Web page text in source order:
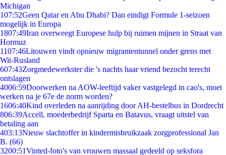
Michigan
107:52Geen Qatar en Abu Dhabi? Dan eindigt Formule 1-seizoen
mogelijk in Europa
1807:49Iran overweegt Europese hulp bij ruimen mijnen in Straat van
Hormuz
1107:46Litouwen vindt opnieuw migrantentunnel onder grens met
Wit-Rusland
607:43Zorgmedewerkster die 's nachts haar vriend bezocht terecht
ontslagen
4006:59Doorwerken na AOW-leeftijd vaker vastgelegd in cao's, moet
werken na je 67e de norm worden?
1606:40Kind overleden na aanrijding door AH-bestelbus in Dordrecht
806:39Accell, moederbedrijf Sparta en Batavus, vraagt uitstel van
betaling aan
403:13Nieuw slachtoffer in kindermisbruikzaak zorgprofessional Jan
B. (66)
3200:51Vinted-foto's van vrouwen massaal gedeeld op seksfora